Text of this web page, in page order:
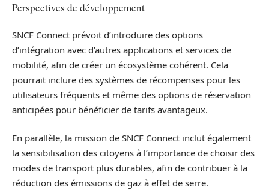
Perspectives de développement
SNCF Connect prévoit d’introduire des options
d’intégration avec d’autres applications et services de
mobilité, afin de créer un écosystème cohérent. Cela
pourrait inclure des systèmes de récompenses pour les
utilisateurs fréquents et même des options de réservation
anticipées pour bénéficier de tarifs avantageux.
En parallèle, la mission de SNCF Connect inclut également
la sensibilisation des citoyens à l’importance de choisir des
modes de transport plus durables, afin de contribuer à la
réduction des émissions de gaz à effet de serre.